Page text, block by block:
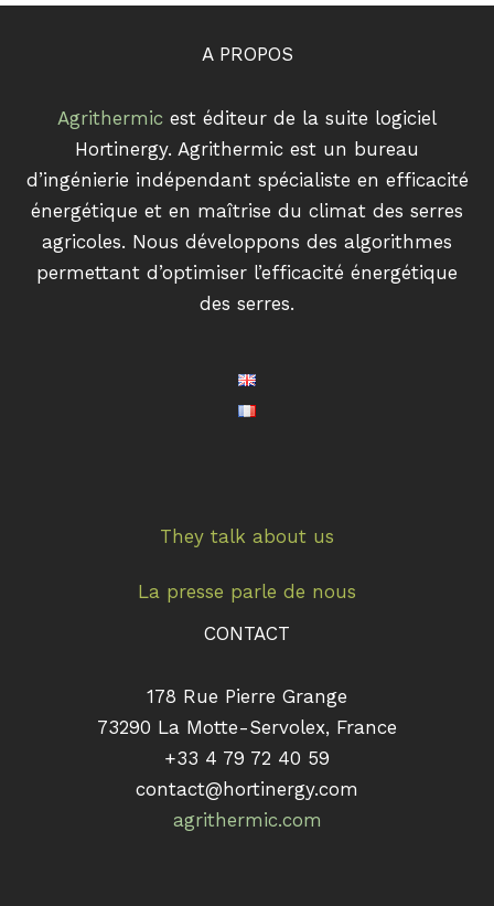
A PROPOS
Agrithermic est éditeur de la suite logiciel
Hortinergy. Agrithermic est un bureau
d’ingénierie indépendant spécialiste en efficacité
énergétique et en maîtrise du climat des serres
agricoles. Nous développons des algorithmes
permettant d’optimiser l’efficacité énergétique
des serres.
They talk about us
La presse parle de nous
CONTACT
178 Rue Pierre Grange
73290 La Motte-Servolex, France
+33 4 79 72 40 59
contact@hortinergy.com
agrithermic.com